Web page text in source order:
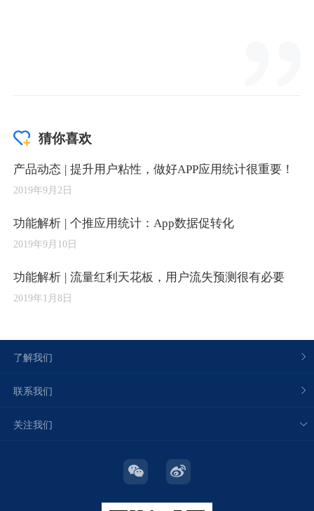
猜你喜欢
产品动态 | 提升用户粘性，做好APP应用统计很重要！
2019年9月2日
功能解析 | 个推应用统计：App数据促转化
2019年9月10日
功能解析 | 流量红利天花板，用户流失预测很有必要
2019年1月8日
了解我们
联系我们
关注我们